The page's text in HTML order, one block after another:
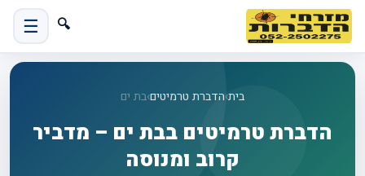
🔍
☰
בית›הדברת טרמיטים›בת ים
הדברת טרמיטים בבת ים – מדביר
קרוב ומנוסה